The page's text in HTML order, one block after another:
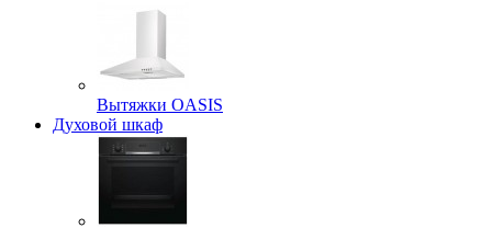
Вытяжки OASIS
Духовой шкаф